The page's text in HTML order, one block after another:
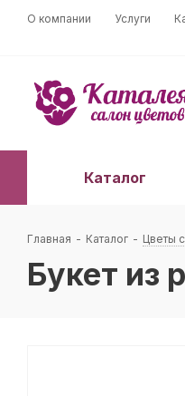
О компании Услуги
Каталог
Главная - Каталог - Цветы
Букет из